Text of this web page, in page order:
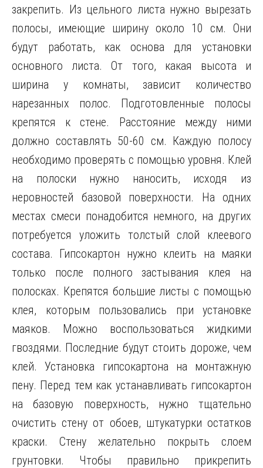
закрепить. Из цельного листа нужно вырезать
полосы, имеющие ширину около 10 см. Они
будут работать, как основа для установки
основного листа. От того, какая высота и
ширина у комнаты, зависит количество
нарезанных полос. Подготовленные полосы
крепятся к стене. Расстояние между ними
должно составлять 50-60 см. Каждую полосу
необходимо проверять с помощью уровня. Клей
на полоски нужно наносить, исходя из
неровностей базовой поверхности. На одних
местах смеси понадобится немного, на других
потребуется уложить толстый слой клеевого
состава. Гипсокартон нужно клеить на маяки
только после полного застывания клея на
полосках. Крепятся большие листы с помощью
клея, которым пользовались при установке
маяков. Можно воспользоваться жидкими
гвоздями. Последние будут стоить дороже, чем
клей. Установка гипсокартона на монтажную
пену. Перед тем как устанавливать гипсокартон
на базовую поверхность, нужно тщательно
очистить стену от обоев, штукатурки остатков
краски. Стену желательно покрыть слоем
грунтовки. Чтобы правильно прикрепить